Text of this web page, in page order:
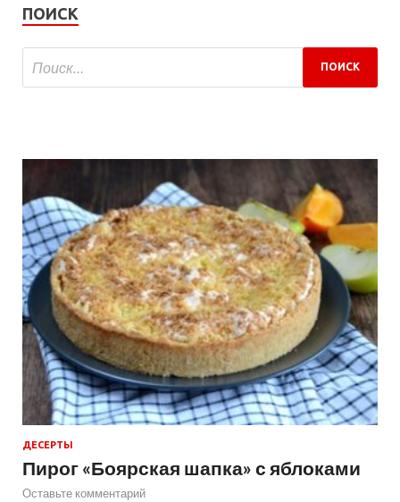
ПОИСК
ДЕСЕРТЫ
Пирог «Боярская шапка» с яблоками
Оставьте комментарий